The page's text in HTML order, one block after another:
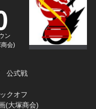
ン
商会)
公式戦
クオフ
(大塚商会)